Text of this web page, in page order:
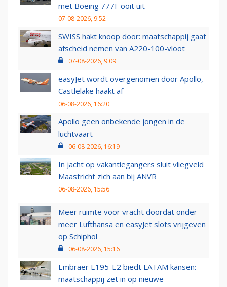
met Boeing 777F ooit uit
07-08-2026, 9:52
SWISS hakt knoop door: maatschappij gaat
afscheid nemen van A220-100-vloot
07-08-2026, 9:09
easyJet wordt overgenomen door Apollo,
Castlelake haakt af
06-08-2026, 16:20
Apollo geen onbekende jongen in de
luchtvaart
06-08-2026, 16:19
In jacht op vakantiegangers sluit vliegveld
Maastricht zich aan bij ANVR
06-08-2026, 15:56
Meer ruimte voor vracht doordat onder
meer Lufthansa en easyJet slots vrijgeven
op Schiphol
06-08-2026, 15:16
Embraer E195-E2 biedt LATAM kansen:
maatschappij zet in op nieuwe